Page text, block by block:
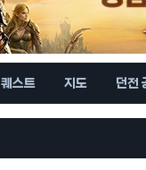
퀘스트 지도 던전